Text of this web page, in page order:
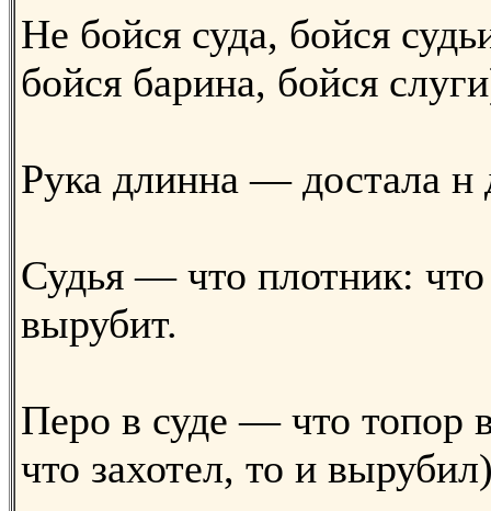
He бойся суда, бойся
бойся барина, бойся
Рука длинна — достала н
Судья — что плотник: что
вырубит.
Перо в суде — что топор
что захотел, то и